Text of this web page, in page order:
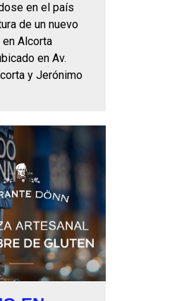
en el país
de un nuevo
Alcorta
en Av.
y Jerónimo